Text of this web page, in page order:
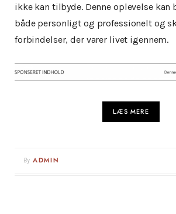
ikke kan tilbyde. Denne oplevelse kan
både personligt og professionelt og
forbindelser, der varer livet igennem.
LÆS MERE
By ADMIN